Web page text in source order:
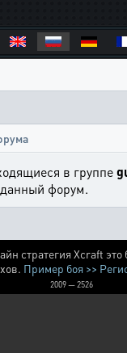
в группе
форум.
стратегия Xcraft это
Пример боя >>
2009 — 2526